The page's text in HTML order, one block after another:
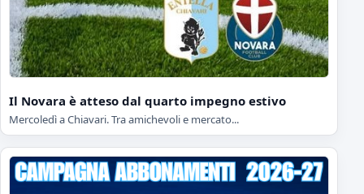
Il Novara è atteso dal quarto impegno estivo
Mercoledì a Chiavari. Tra amichevoli e mercato...